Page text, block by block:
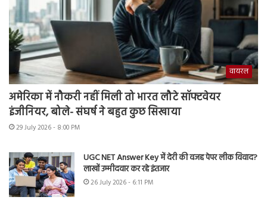
वायरल
अमेरिका में नौकरी नहीं मिली तो भारत लौटे सॉफ्टवेयर
इंजीनियर, बोले- संघर्ष ने बहुत कुछ सिखाया
29 July 2026 - 8:00 PM
UGC NET Answer Key में देरी की वजह पेपर लीक विवाद?
लाखों उम्मीदवार कर रहे इंतजार
26 July 2026 - 6:11 PM